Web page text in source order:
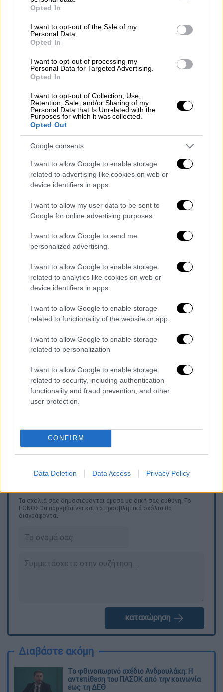
grant or deny consent to Google and its third-party tags to
use your data for below specified purposes in below Google
consent section.
Opted In
I want to opt-out of the Sale of my
Personal Data.
Opted In
I want to opt-out of processing my
Personal Data for Targeted Advertising.
Opted In
I want to opt-out of Collection, Use,
Retention, Sale, and/or Sharing of my
Personal Data that Is Unrelated with the
Purposes for which it was collected.
Opted Out
Google consents
I want to allow Google to enable storage
related to advertising like cookies on web or
device identifiers in apps.
I want to allow my user data to be sent to
Google for online advertising purposes.
I want to allow Google to send me
personalized advertising.
I want to allow Google to enable storage
related to analytics like cookies on web or
device identifiers in apps.
I want to allow Google to enable storage
related to functionality of the website or app.
I want to allow Google to enable storage
related to personalization.
I want to allow Google to enable storage
related to security, including authentication
functionality and fraud prevention, and other
user protection.
CONFIRM
Data Deletion Data Access Privacy Policy
«Καιρός για ριζικές αλλαγές στην ηγεσία του
ΣΥΡΙΖΑ-ΠΣ
-Καιρός για σκληρή και αποτελεσματική
αντιπολίτευση
-Καιρός να βάλουμε πλώρη να τους ρίξουμε
-Καιρός για πρόγραμμα και σχέδιο ανάταξης
της κοινωνικής πλειοψηφίας σε σύγκρουση
με τη διαπλοκή».
Τα σχολιά σας δημοσιεύονται άμεσα με δική σας ευθύνη. Το
ΕΘΝΟΣ θα παρεμβαίνει και τα προσβλητικά σχόλια θα
διαγράφονται
καταχώρηση
Διαβάστε ακόμη
Το φθινοπωρινό σχέδιο Ανδρουλάκη: Η
αντεπίθεση του ΠΑΣΟΚ από την κοινωνία
έως τη ΔΕΘ